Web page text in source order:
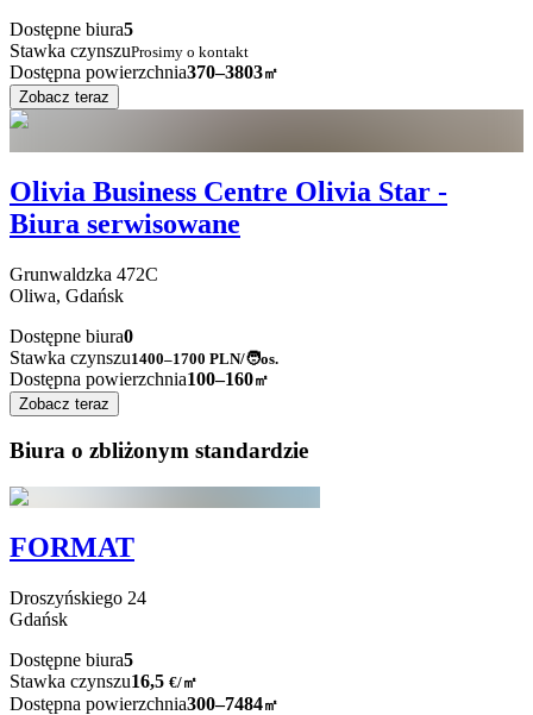
Dostępne biura5
Stawka czynszuProsimy o kontakt
Dostępna powierzchnia370–3803㎡
Zobacz teraz
Olivia Business Centre Olivia Star -
Biura serwisowane
Grunwaldzka 472C
Oliwa, Gdańsk
Dostępne biura0
Stawka czynszu1400–1700 PLN/🧑os.
Dostępna powierzchnia100–160㎡
Zobacz teraz
Biura o zbliżonym standardzie
FORMAT
Droszyńskiego 24
Gdańsk
Dostępne biura5
Stawka czynszu16,5 €/㎡
Dostępna powierzchnia300–7484㎡